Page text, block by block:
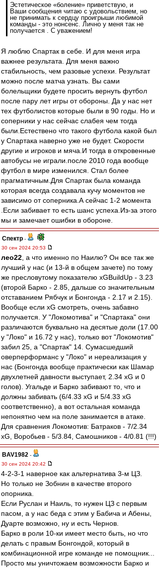
Эстетическое «боление» приветствую, и
Ваши сообщения читаю с удовольствием, но
не принимать к сердцу проигрыши любимой
команды - это нонсенс. Лично у меня так не
получается . С уважением!
Я люблю Спартак в себе. И для меня игра
важнее результата. Для меня важно
стабильность, чем разовые успехи. Результат
можно после матча узнать. Вы сами
болельщики будете просить вернуть футбол
после пару лет игры от обороны. Да у нас нет
тех футболистов которые были в 90 годы. Но и
соперники у нас сейчас слабея чем тогда
были.Естествено что такого футбола какой был
у Спартака наверно уже не будет. Скорости
другие и игроков и мяча.И тогда в откровенные
автобусы не играли.после 2010 года вообще
футбол в мире изменился. Стал более
прагматичным.Для Спартак была команда
которая всегда создавала кучу моментов не
зависимо от соперника.А сейчас 1-2 момента
.Если забивает то есть шанс успеха.Из-за этого
мы и замечает ошибки в обороне.
Спектр -
30 сен 2024 20:53
лео22 , а что именно по Наилю? Он все так же
лучший у нас (и 13-й в общем зачете) по тому
же пресловутому показателю xGBuildUp - 3.23
(второй Барко - 2.85, дальше со значительным
отставанием Рябчук и Бонгонда - 2.17 и 2.15).
Вообще если xG смотреть, очень забавно
получается. У "Локомотива" и "Спартака" они
различаются буквально на десятые доли (17.00
у "Локо" и 16.72 у нас), только вот "Локомотив"
забил 25, а "Спартак" 14. Сумасшедший
оверперформанс у "Локо" и нереализация у
нас (Бонгонда вообще практически как Шамар
двухлетней давности выступает, 2.34 xG и 0
голов). Угальде и Барко забивают то, что и
должны забивать (6/4.33 xG и 5/4.33 xG
соответственно), а вот остальная команда
непонятно чем на поле занимается в атаке.
Для сравнения Локомотив: Батраков - 7/2.34
xG, Воробьев - 5/3.84, Самошников - 4/0.81 (!!!)
BAV1982 -
30 сен 2024 20:42
4-2-3-1 наверное как альтернатива 3-м ЦЗ.
Но только не Зобнин в качестве второго
опорника.
Если Руслан и Наиль, то нужен ЦЗ с первым
пасом, а у нас беда с этим у Бабича и Абены,
Дуарте возможно, ну и есть Чернов.
Барко в роли 10-ки имеет место быть, но что
делать с правым Бонгондой, который в
комбинационной игре команде не помощник...
Просто мы уничтожаем возможности Барко и